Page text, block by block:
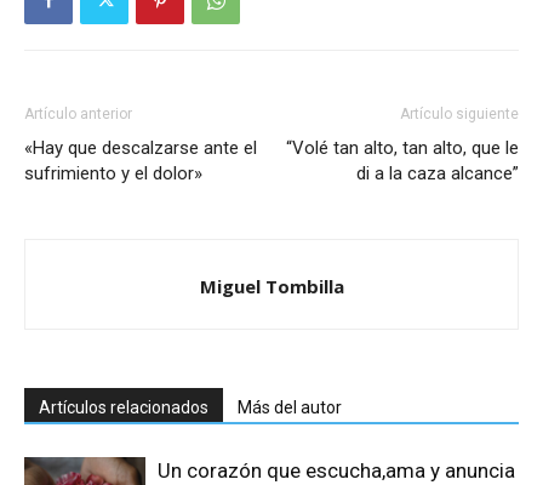
Artículo anterior
«Hay que descalzarse ante el
sufrimiento y el dolor»
Artículo siguiente
“Volé tan alto, tan alto, que le
di a la caza alcance”
Miguel Tombilla
Artículos relacionados Más del autor
Un corazón que escucha,ama y anuncia